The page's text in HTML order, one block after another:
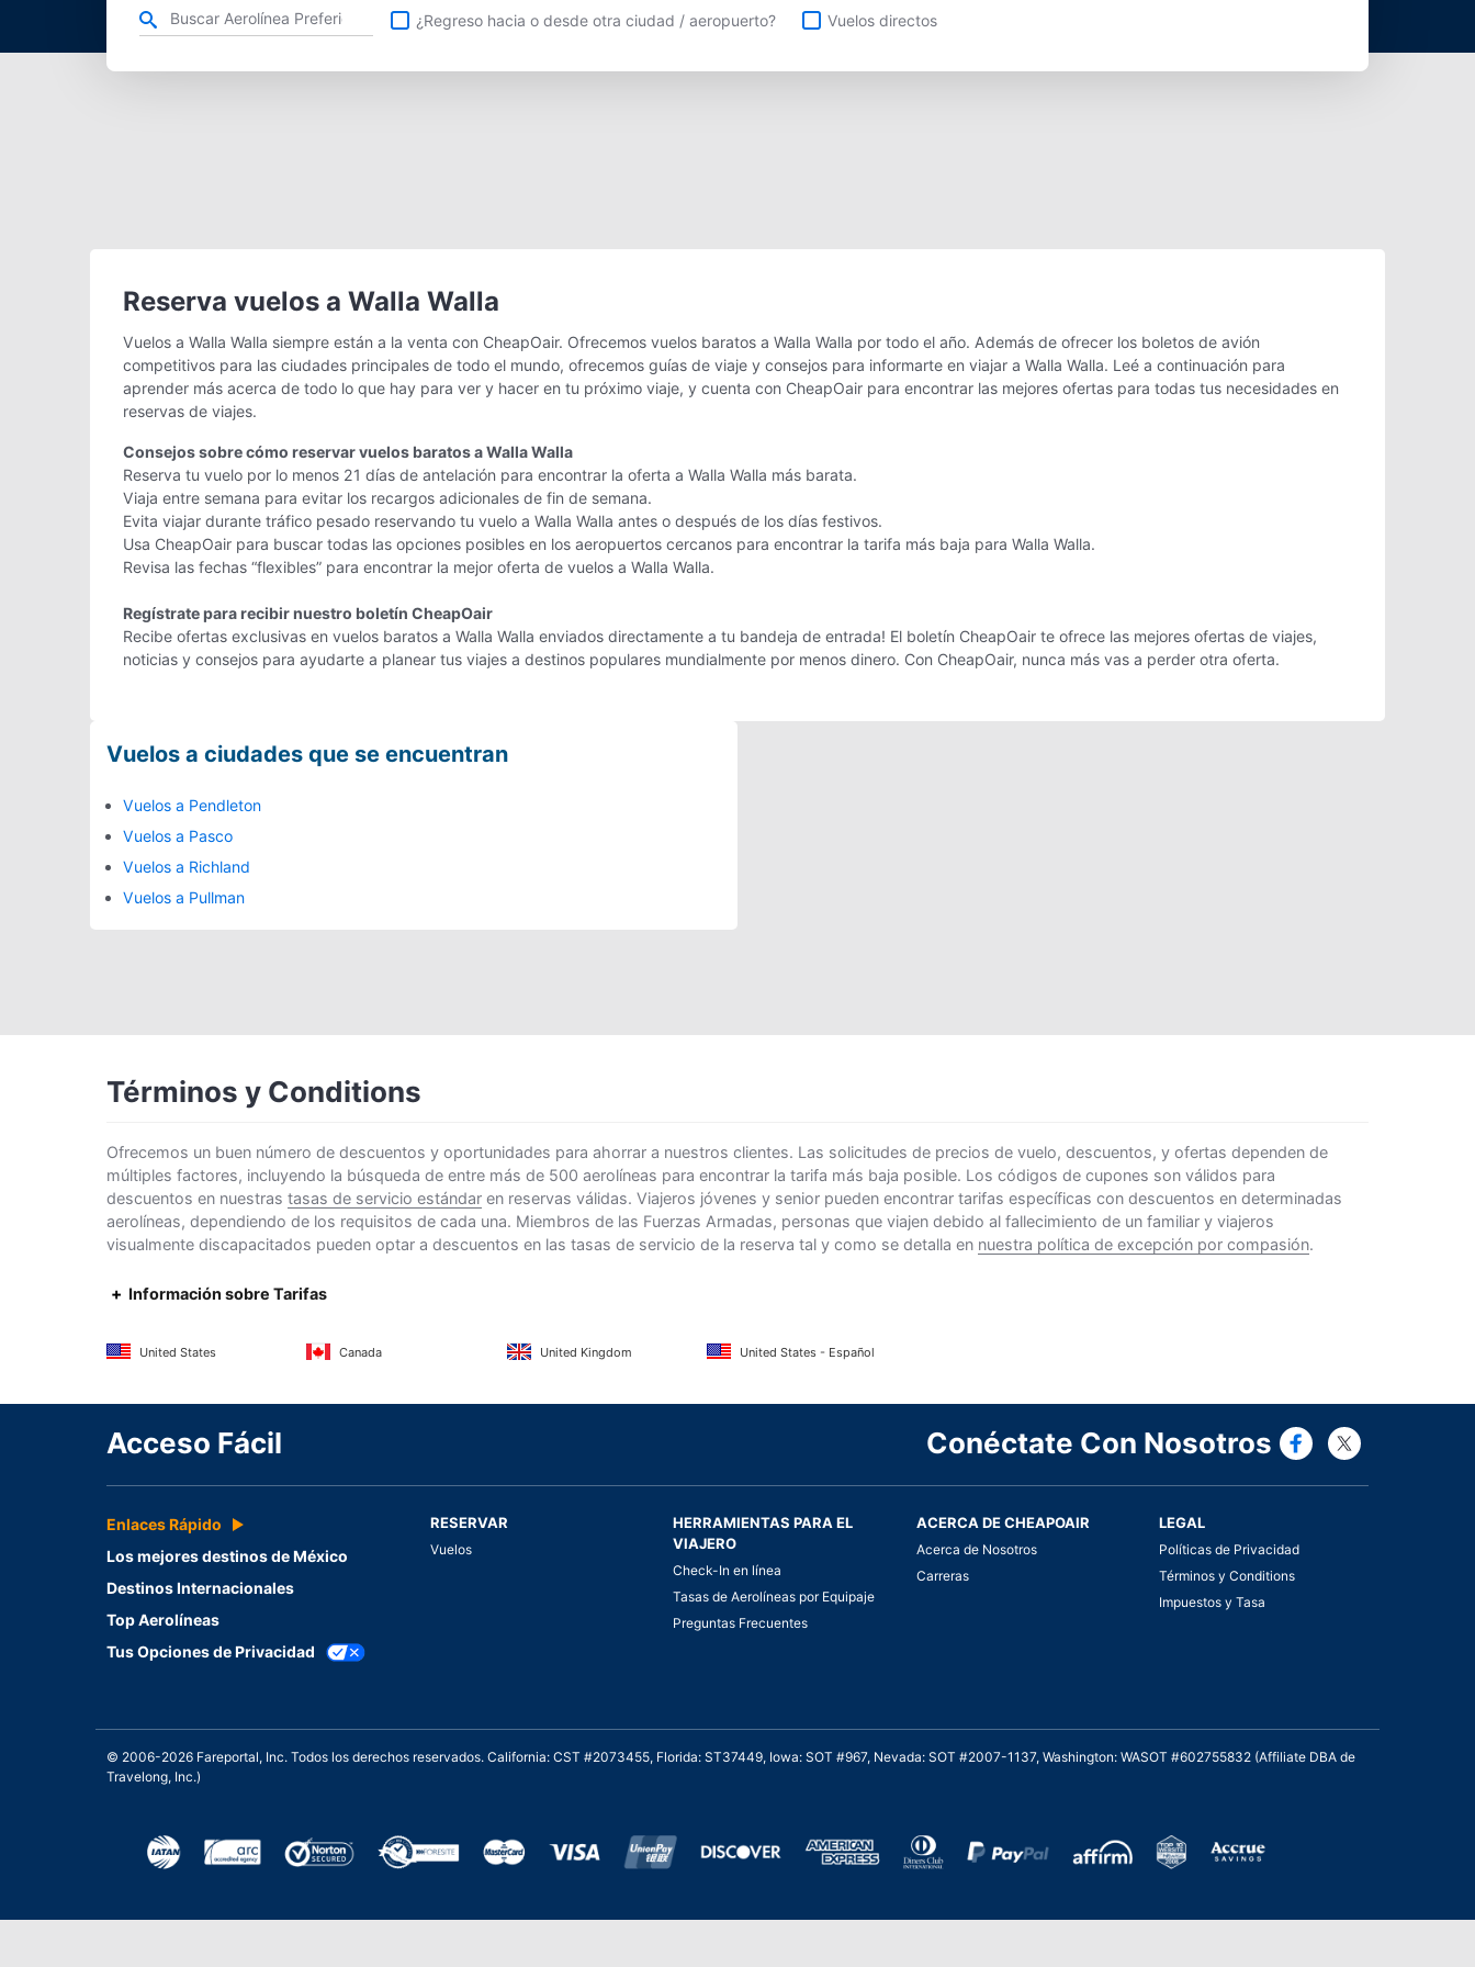
Refina tu búsqueda por aerolínea, ciudad o aeropuerto o vuelos directos
¿Regreso hacia o desde otra ciudad / aeropuerto? Vuelos directos
Reserva vuelos a Walla Walla
Vuelos a Walla Walla siempre están a la venta con CheapOair. Ofrecemos vuelos baratos a Walla Walla por todo el año. Además de ofrecer los boletos de avión
competitivos para las ciudades principales de todo el mundo, ofrecemos guías de viaje y consejos para informarte en viajar a Walla Walla. Leé a continuación para
aprender más acerca de todo lo que hay para ver y hacer en tu próximo viaje, y cuenta con CheapOair para encontrar las mejores ofertas para todas tus necesidades en
reservas de viajes.
Consejos sobre cómo reservar vuelos baratos a Walla Walla
Reserva tu vuelo por lo menos 21 días de antelación para encontrar la oferta a Walla Walla más barata.
Viaja entre semana para evitar los recargos adicionales de fin de semana.
Evita viajar durante tráfico pesado reservando tu vuelo a Walla Walla antes o después de los días festivos.
Usa CheapOair para buscar todas las opciones posibles en los aeropuertos cercanos para encontrar la tarifa más baja para Walla Walla.
Revisa las fechas “flexibles” para encontrar la mejor oferta de vuelos a Walla Walla.
Regístrate para recibir nuestro boletín CheapOair
Recibe ofertas exclusivas en vuelos baratos a Walla Walla enviados directamente a tu bandeja de entrada! El boletín CheapOair te ofrece las mejores ofertas de viajes,
noticias y consejos para ayudarte a planear tus viajes a destinos populares mundialmente por menos dinero. Con CheapOair, nunca más vas a perder otra oferta.
Vuelos a ciudades que se encuentran
Vuelos a Pendleton
Vuelos a Pasco
Vuelos a Richland
Vuelos a Pullman
Términos y Conditions
Ofrecemos un buen número de descuentos y oportunidades para ahorrar a nuestros clientes. Las solicitudes de precios de vuelo, descuentos, y ofertas dependen de
múltiples factores, incluyendo la búsqueda de entre más de 500 aerolíneas para encontrar la tarifa más baja posible. Los códigos de cupones son válidos para
descuentos en nuestras tasas de servicio estándar en reservas válidas. Viajeros jóvenes y senior pueden encontrar tarifas específicas con descuentos en determinadas
aerolíneas, dependiendo de los requisitos de cada una. Miembros de las Fuerzas Armadas, personas que viajen debido al fallecimiento de un familiar y viajeros
visualmente discapacitados pueden optar a descuentos en las tasas de servicio de la reserva tal y como se detalla en nuestra política de excepción por compasión.
Información sobre Tarifas
United States Canada United Kingdom United States - Español
Acceso Fácil Conéctate Con Nosotros Connect
Enlaces Rápido
Los mejores destinos de México
Destinos Internacionales
Top Aerolíneas
Tus Opciones de Privacidad
RESERVAR
Vuelos
HERRAMIENTAS PARA EL
VIAJERO
Check-In en línea
Tasas de Aerolíneas por Equipaje
Preguntas Frecuentes
ACERCA DE CHEAPOAIR
Acerca de Nosotros
Carreras
LEGAL
Políticas de Privacidad
Términos y Conditions
Impuestos y Tasa
© 2006-2026 Fareportal, Inc. Todos los derechos reservados. California: CST #2073455, Florida: ST37449, Iowa: SOT #967, Nevada: SOT #2007-1137, Washington: WASOT #602755832 (Affiliate DBA de
Travelong, Inc.)